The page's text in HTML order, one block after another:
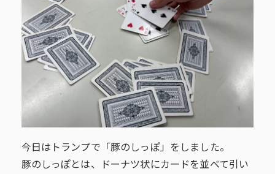
今日はトランプで「豚のしっぽ」をしました。
豚のしっぽとは、ドーナツ状にカードを並べて引い